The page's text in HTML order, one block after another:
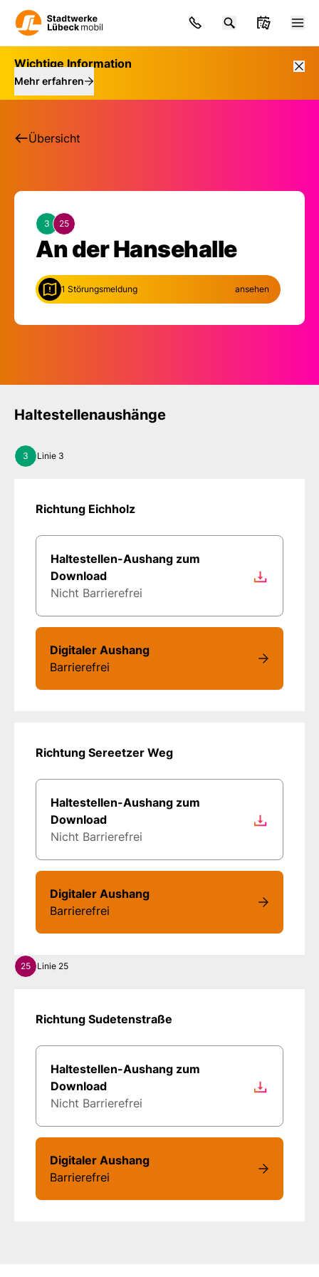
Wichtige Information
Mehr erfahren
Übersicht
Haltestelle: An der
An der Hansehalle
3 25
1 Störungsmeldung ansehen
Haltestellenaushänge
3 Linie 3
Richtung Eichholz
Haltestellen-Aushang zum
Download
Nicht Barrierefrei
Digitaler Aushang
Barrierefrei
Richtung Sereetzer Weg
Haltestellen-Aushang zum
Download
Nicht Barrierefrei
Digitaler Aushang
Barrierefrei
25 Linie 25
Richtung Sudetenstraße
Haltestellen-Aushang zum
Download
Nicht Barrierefrei
Digitaler Aushang
Barrierefrei